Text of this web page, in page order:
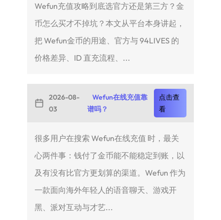
Wefun充值攻略到底选官方还是第三方？金
币怎么买才不掉坑？本文从平台本身讲起，
把 Wefun金币的用途、官方与 94LIVES 的
价格差异、ID 直充流程、...
2026-08-
03
Wefun在线充值靠
谱吗？
点击查
看
很多用户在搜索 Wefun在线充值 时，最关
心两件事：钱付了金币能不能稳定到账，以
及有没有比官方更划算的渠道。Wefun 作为
一款面向海外年轻人的语音聊天、游戏开
黑、派对互动与才艺...